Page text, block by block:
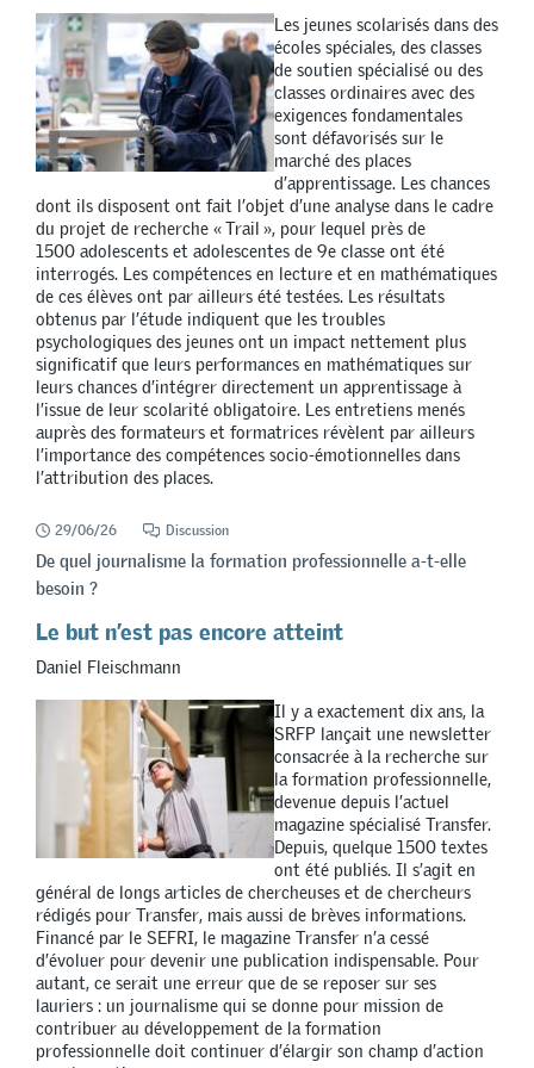
Les jeunes scolarisés dans des
écoles spéciales, des classes
de soutien spécialisé ou des
classes ordinaires avec des
exigences fondamentales
sont défavorisés sur le
marché des places
d’apprentissage. Les chances
dont ils disposent ont fait l’objet d’une analyse dans le cadre
du projet de recherche « Trail », pour lequel près de
1500 adolescents et adolescentes de 9e classe ont été
interrogés. Les compétences en lecture et en mathématiques
de ces élèves ont par ailleurs été testées. Les résultats
obtenus par l’étude indiquent que les troubles
psychologiques des jeunes ont un impact nettement plus
significatif que leurs performances en mathématiques sur
leurs chances d’intégrer directement un apprentissage à
l’issue de leur scolarité obligatoire. Les entretiens menés
auprès des formateurs et formatrices révèlent par ailleurs
l’importance des compétences socio-émotionnelles dans
l’attribution des places.
29/06/26 Discussion
De quel journalisme la formation professionnelle a-t-elle
besoin ?
Le but n’est pas encore atteint
Daniel Fleischmann
Il y a exactement dix ans, la
SRFP lançait une newsletter
consacrée à la recherche sur
la formation professionnelle,
devenue depuis l’actuel
magazine spécialisé Transfer.
Depuis, quelque 1500 textes
ont été publiés. Il s’agit en
général de longs articles de chercheuses et de chercheurs
rédigés pour Transfer, mais aussi de brèves informations.
Financé par le SEFRI, le magazine Transfer n’a cessé
d’évoluer pour devenir une publication indispensable. Pour
autant, ce serait une erreur que de se reposer sur ses
lauriers : un journalisme qui se donne pour mission de
contribuer au développement de la formation
professionnelle doit continuer d’élargir son champ d’action